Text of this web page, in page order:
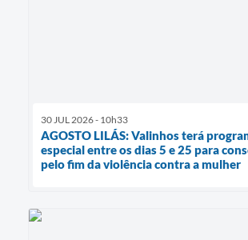
30 JUL 2026 - 10h33
AGOSTO LILÁS: Valinhos terá
especial entre os dias 5 e 25 para
pelo fim da violência contra a mulher